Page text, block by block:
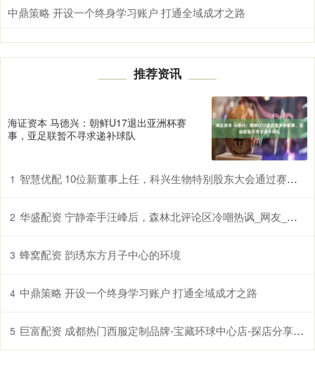
中鼎策略 开设一个终身学习账户 打通全域成才之路
推荐资讯
海证资本 马德兴：朝鲜U17退出亚洲杯赛
事，亚足联暂不寻求递补球队
1 智慧优配 10位新董事上任，科兴生物特别股东大会通过赛富议案
2 华盛配资 宁静牵手汪峰后，森林北评论区冷嘲热讽_网友_情感_女友
3 蜂窝配资 韵琇东方月子中心的环境
4 中鼎策略 开设一个终身学习账户 打通全域成才之路
5 巨富配资 成都热门西服定制品牌-宝藏环球中心店-探店分享_面料_西装_场合